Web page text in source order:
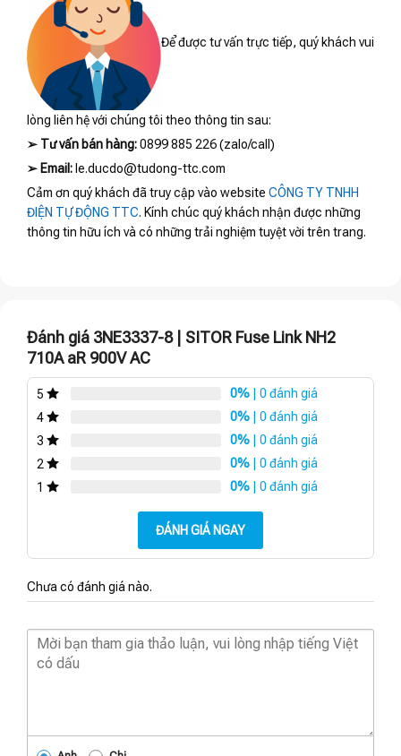
Để được tư vấn trực tiếp, quý khách vui
lòng liên hệ với chúng tôi theo thông tin sau:
➢ Tư vấn bán hàng:0899 885 226 (zalo/call)
➢Email:le.ducdo@tudong-ttc.com
Cảm ơn quý khách đã truy cập vào website CÔNG TY TNHH
ĐIỆN TỰ ĐỘNG TTC. Kính chúc quý khách nhận được những
thông tin hữu ích và có những trải nghiệm tuyệt vời trên trang.
Đánh giá 3NE3337-8 | SITOR Fuse Link NH2
710A aR 900V AC
5 0% | 0 đánh giá
4
0% | 0 đánh giá
3
0% | 0 đánh giá
2
0% | 0 đánh giá
1
0% | 0 đánh giá
ĐÁNH GIÁ NGAY
Chưa có đánh giá nào.